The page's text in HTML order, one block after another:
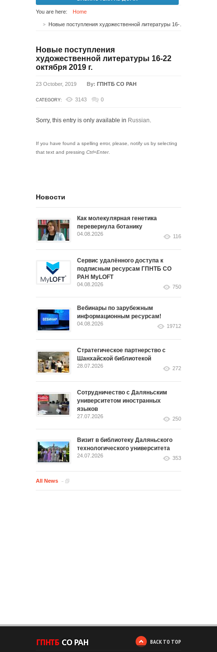
You are here: Home
Новые поступления
художественной литературы 16-22
октября 2019 г.
23 October, 2019 By: ГПНТБ СО РАН
CATEGORY: 3143 0
Sorry, this entry is only available in Russian.
If you have found a spelling error, please, notify us by selecting
that text and pressing Ctrl+Enter.
Новости
Как молекулярная генетика
перевернула ботанику
04.08.2026 116
Сервис удалённого доступа к
подписным ресурсам ГПНТБ СО
РАН MyLOFT
04.08.2026 750
Вебинары по зарубежным
информационным ресурсам!
04.08.2026 19712
Стратегическое партнерство с
Шанхайской библиотекой
28.07.2026 272
Сотрудничество с Даляньским
университетом иностранных
языков
27.07.2026 250
Визит в библиотеку Даляньского
технологического университета
24.07.2026 353
All News
BACK TO TOP